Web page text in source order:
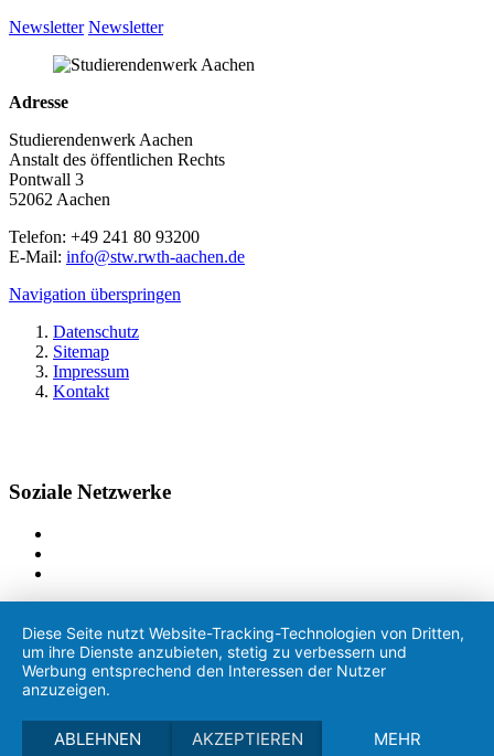
Newsletter Newsletter
Adresse
Studierendenwerk Aachen
Anstalt des öffentlichen Rechts
Pontwall 3
52062 Aachen
Telefon: +49 241 80 93200
E-Mail: info@stw.rwth-aachen.de
Navigation überspringen
Datenschutz
Sitemap
Impressum
Kontakt
Soziale Netzwerke
Diese Seite nutzt Website-Tracking-Technologien von Dritten,
um ihre Dienste anzubieten, stetig zu verbessern und
Werbung entsprechend den Interessen der Nutzer
anzuzeigen.
ABLEHNEN AKZEPTIEREN MEHR